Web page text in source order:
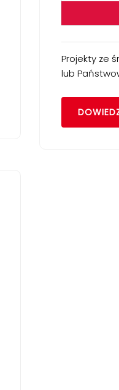
Projekty ze
lub